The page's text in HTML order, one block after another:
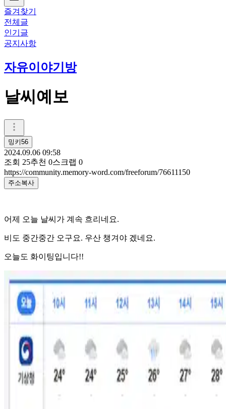
즐겨찾기
전체글
인기글
공지사항
자유이야기방
날씨예보
밍키56
2024.09.06 09:58
조회 25추천 0스크랩 0
https://community.memory-word.com/freeforum/76611150
주소복사
어제 오늘 날씨가 계속 흐리네요.
비도 중간중간 오구요. 우산 챙겨야 겠네요.
오늘도 화이팅입니다!!